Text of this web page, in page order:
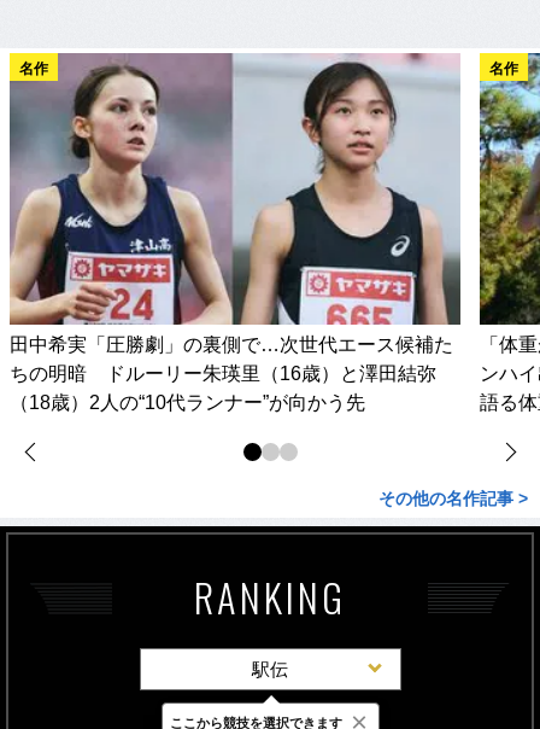
名作
田中希実「圧勝劇」の裏側で…次世代エース候補た
ちの明暗 ドルーリー朱瑛里（16歳）と澤田結弥
（18歳）2人の“10代ランナー”が向かう先
名作
「体
ンハ
語る
その他の名作記事 >
RANKING
駅伝
ここから競技を選択できます ×